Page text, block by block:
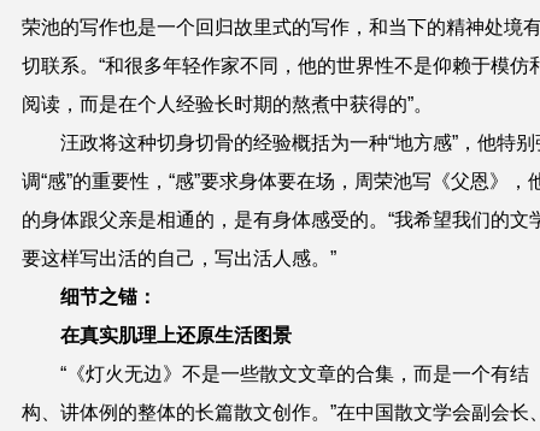
荣池的写作也是一个回归故里式的写作，和当下的精神处境
切联系。“和很多年轻作家不同，他的世界性不是仰赖于模仿
阅读，而是在个人经验长时期的熬煮中获得的”。
汪政将这种切身切骨的经验概括为一种“地方感”，他特别
调“感”的重要性，“感”要求身体要在场，周荣池写《父恩》，
的身体跟父亲是相通的，是有身体感受的。“我希望我们的文
要这样写出活的自己，写出活人感。”
细节之锚：
在真实肌理上还原生活图景
“《灯火无边》不是一些散文文章的合集，而是一个有结
构、讲体例的整体的长篇散文创作。”在中国散文学会副会长